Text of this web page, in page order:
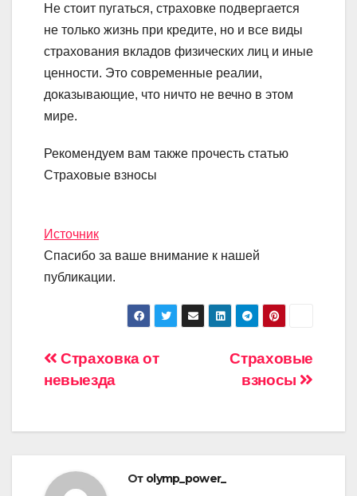
Не стоит пугаться, страховке подвергается
не только жизнь при кредите, но и все виды
страхования вкладов физических лиц и иные
ценности. Это современные реалии,
доказывающие, что ничто не вечно в этом
мире.
Рекомендуем вам также прочесть статью
Страховые взносы
Источник
Спасибо за ваше внимание к нашей
публикации.
Навигация
записям
Страховые
взносы
Страховка от
невыезда
От olymp_power_